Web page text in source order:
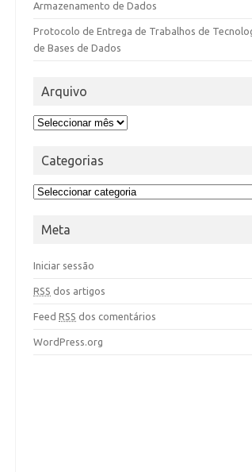
Armazenamento de Dados
Protocolo de Entrega de Trabalhos de
de Bases de Dados
Arquivo
Categorias
Meta
Iniciar sessão
RSS dos artigos
FeedRSS dos comentários
WordPress.org